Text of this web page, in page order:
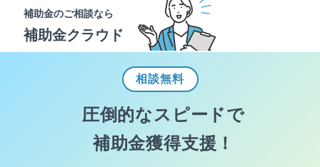
補助金のご相談なら
補助金クラウド
相談無料
圧倒的なスピードで
補助金獲得支援！